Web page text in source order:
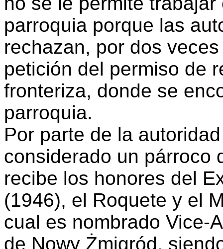
parroquia porque las
rechazan, por dos
petición del permiso de
fronteriza, donde se
parroquia.
Por parte de la
considerado un párroco
recibe los honores del
(1946), el Roquete y el
cual es nombrado Vice-
de Nowy Żmigród,